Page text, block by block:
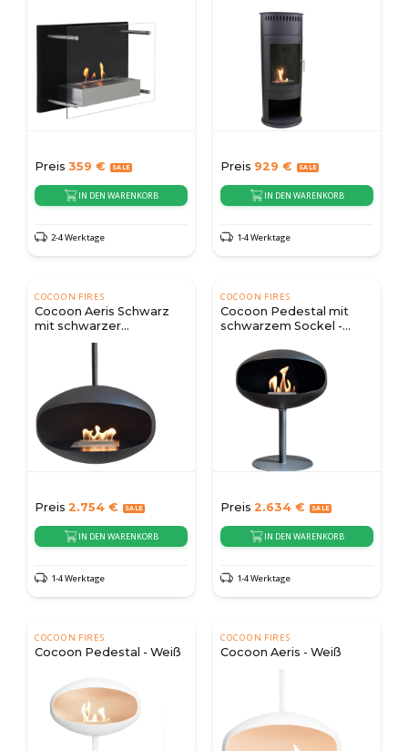
Preis 359 €
IN DEN WARENKORB
2-4 Werktage
Preis 929 €
IN DEN WARENKORB
1-4 Werktage
COCOON FIRES
Cocoon Aeris Schwarz
mit schwarzer
Deckenleiste
Preis 2.754 €
IN DEN WARENKORB
1-4 Werktage
COCOON FIRES
Cocoon Pedestal mit
schwarzem Sockel -
Preis 2.634 €
IN DEN WARENKORB
1-4 Werktage
COCOON FIRES
Cocoon Pedestal - Weiß
COCOON FIRES
Cocoon Aeris - Weiß